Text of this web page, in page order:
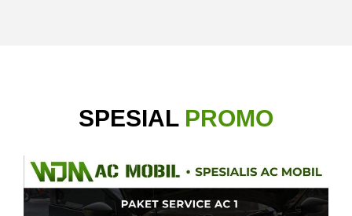
SPESIAL PROMO